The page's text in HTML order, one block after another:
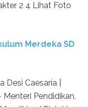
2 4 Lihat Foto
Merdeka SD
Caesaria |
Pendidikan,